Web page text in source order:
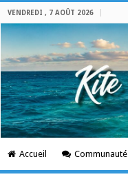
VENDREDI , 7 AOÛT 2026
Accueil Communauté